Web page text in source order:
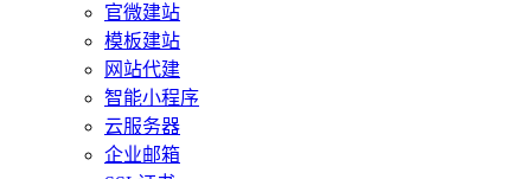
官微建站
模板建站
网站代建
智能小程序
云服务器
企业邮箱